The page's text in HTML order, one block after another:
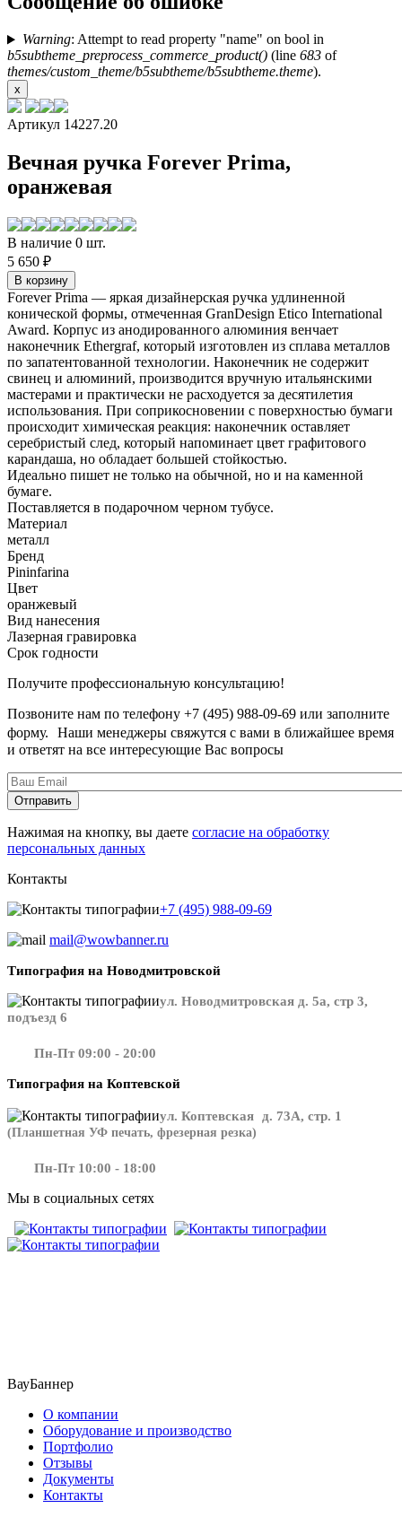
Warning: Attempt to read property "name" on bool in
b5subtheme_preprocess_commerce_product() (line 683 of
themes/custom_theme/b5subtheme/b5subtheme.theme).
x
Артикул 14227.20
Вечная ручка Forever Prima,
оранжевая
В наличие 0 шт.
5 650 ₽
Forever Prima — яркая дизайнерская ручка удлиненной
конической формы, отмеченная GranDesign Etico International
Award. Корпус из анодированного алюминия венчает
наконечник Ethergraf, который изготовлен из сплава металлов
по запатентованной технологии. Наконечник не содержит
свинец и алюминий, производится вручную итальянскими
мастерами и практически не расходуется за десятилетия
использования. При соприкосновении с поверхностью бумаги
происходит химическая реакция: наконечник оставляет
серебристый след, который напоминает цвет графитового
карандаша, но обладает большей стойкостью.
Идеально пишет не только на обычной, но и на каменной
бумаге.
Поставляется в подарочном черном тубусе.
Материал
металл
Бренд
Pininfarina
Цвет
оранжевый
Вид нанесения
Лазерная гравировка
Срок годности
Получите профессиональную консультацию!
Позвоните нам по телефону +7 (495) 988-09-69 или заполните
форму. Наши менеджеры свяжутся с вами в ближайшее время
и ответят на все интересующие Вас вопросы
Нажимая на кнопку, вы даете согласие на обработку
персональных данных
Контакты
+7 (495) 988-09-69
mail@wowbanner.ru
Типография на Новодмитровской
ул. Новодмитровская д. 5а, стр 3,
подъезд 6
Пн-Пт 09:00 - 20:00
Типография на Коптевской
ул. Коптевская д. 73А, стр. 1
(Планшетная УФ печать, фрезерная резка)
Пн-Пт 10:00 - 18:00
Мы в социальных сетях
ВауБаннер
О компании
Оборудование и производство
Портфолио
Отзывы
Документы
Контакты